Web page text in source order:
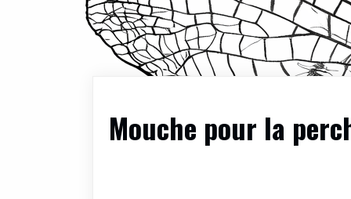
Mouche pour la